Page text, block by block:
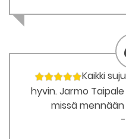
Kaikki
hyvin. Jarmo
missä